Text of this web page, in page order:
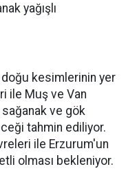
yağışlı
doğu kesimlerinin yer
ile Muş ve Van
ve gök
tahmin ediliyor.
ile Erzurum'un
olması bekleniyor.